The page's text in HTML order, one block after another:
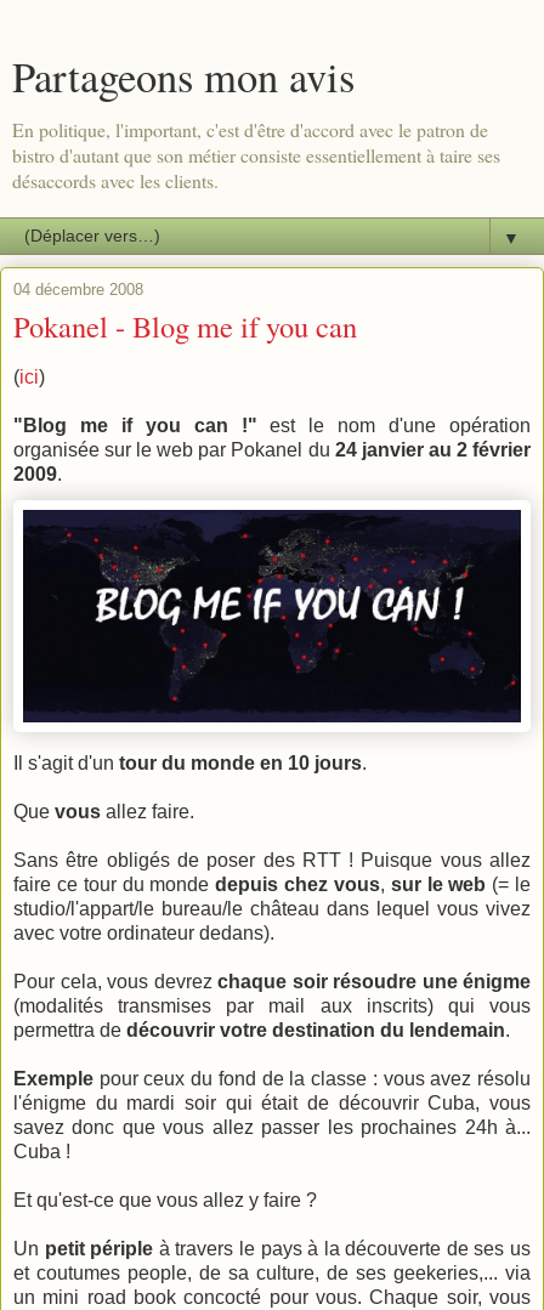
Partageons mon avis
En politique, l'important, c'est d'être d'accord avec le patron de
bistro d'autant que son métier consiste essentiellement à taire ses
désaccords avec les clients.
▼
04 décembre 2008
Pokanel - Blog me if you can
(ici)
"Blog me if you can !" est le nom d'une opération
organisée sur le web par Pokanel du 24 janvier au 2 février
2009.
Il s'agit d'un tour du monde en 10 jours.
Que vous allez faire.
Sans être obligés de poser des RTT ! Puisque vous allez
faire ce tour du mondedepuis chez vous, sur le web (= le
studio/l'appart/le bureau/le château dans lequel vous vivez
avec votre ordinateur dedans).
Pour cela, vous devrez chaque soir résoudre une énigme
(modalités transmises par mail aux inscrits) qui vous
permettra de découvrir votre destination du lendemain.
Exemple pour ceux du fond de la classe : vous avez résolu
l'énigme du mardi soir qui était de découvrir Cuba, vous
savez donc que vous allez passer les prochaines 24h à...
Cuba !
Et qu'est-ce que vous allez y faire ?
Un petit périple à travers le pays à la découverte de ses us
et coutumes people, de sa culture, de ses geekeries,... via
un mini road book concocté pour vous. Chaque soir, vous